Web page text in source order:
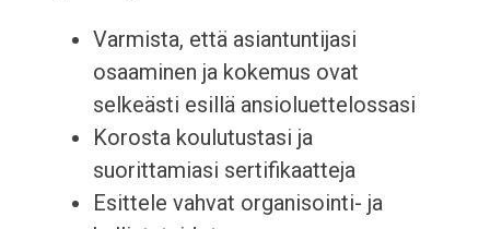
Varmista, että asiantuntijasi
osaaminen ja kokemus ovat
selkeästi esillä ansioluettelossasi
Korosta koulutustasi ja
suorittamiasi sertifikaatteja
Esittele vahvat organisointi- ja